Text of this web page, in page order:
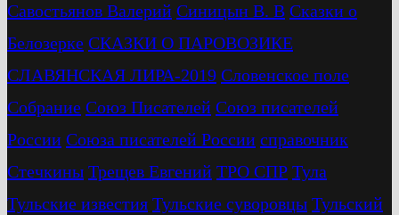
Савостьянов Валерий Синицын В. В Сказки о
Белозерке СКАЗКИ О ПАРОВОЗИКЕ
СЛАВЯНСКАЯ ЛИРА-2019 Словенское поле
Собрание Союз Писателей Союз писателей
России Союза писателей России справочник
Стечкины Трещев Евгений ТРО СПР Тула
Тульские известия Тульские суворовцы Тульский